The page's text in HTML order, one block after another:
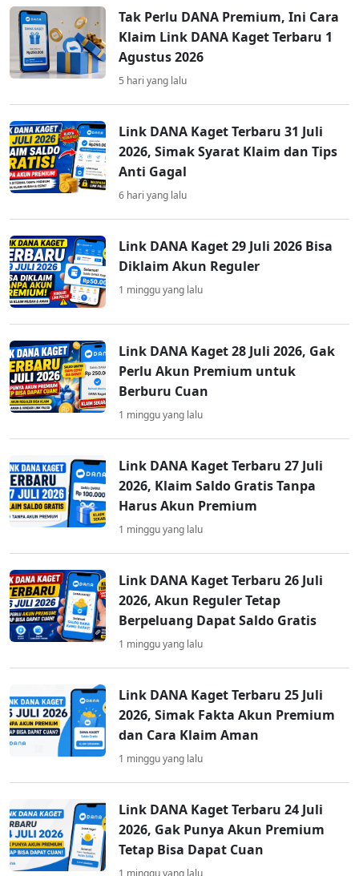
Tak Perlu DANA Premium, Ini Cara
Klaim Link DANA Kaget Terbaru 1
Agustus 2026
5 hari yang lalu
Link DANA Kaget Terbaru 31 Juli
2026, Simak Syarat Klaim dan Tips
Anti Gagal
6 hari yang lalu
Link DANA Kaget 29 Juli 2026 Bisa
Diklaim Akun Reguler
1 minggu yang lalu
Link DANA Kaget 28 Juli 2026, Gak
Perlu Akun Premium untuk
Berburu Cuan
1 minggu yang lalu
Link DANA Kaget Terbaru 27 Juli
2026, Klaim Saldo Gratis Tanpa
Harus Akun Premium
1 minggu yang lalu
Link DANA Kaget Terbaru 26 Juli
2026, Akun Reguler Tetap
Berpeluang Dapat Saldo Gratis
1 minggu yang lalu
Link DANA Kaget Terbaru 25 Juli
2026, Simak Fakta Akun Premium
dan Cara Klaim Aman
1 minggu yang lalu
Link DANA Kaget Terbaru 24 Juli
2026, Gak Punya Akun Premium
Tetap Bisa Dapat Cuan